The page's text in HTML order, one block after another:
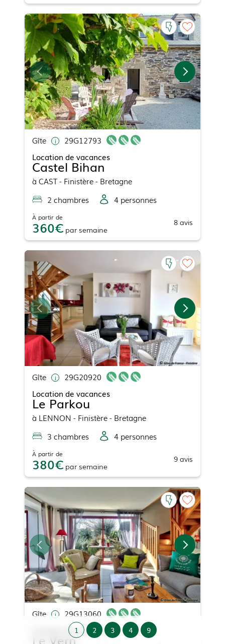
Gîte
29G12793
Location de vacances
Castel Bihan
à CAST- Finistère - Bretagne
2 chambres 4 personnes
À partir de
360 par semaine
8 avis
Gîte
29G20920
Location de vacances
Le Parkou
à LENNON - Finistère - Bretagne
3 chambres 4 personnes
À partir de
380 par semaine
9 avis
Gîte
29G13060
Location de vacances
Le Vern
1 2 3 4 9